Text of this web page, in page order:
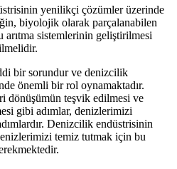
yenilikçi çözümler üzerinde
biyolojik olarak parçalanabilen
arıtma sistemlerinin geliştirilmesi
bir sorundur ve denizcilik
önemli bir rol oynamaktadır.
dönüşümün teşvik edilmesi ve
gibi adımlar, denizlerimizi
Denizcilik endüstrisinin
temiz tutmak için bu